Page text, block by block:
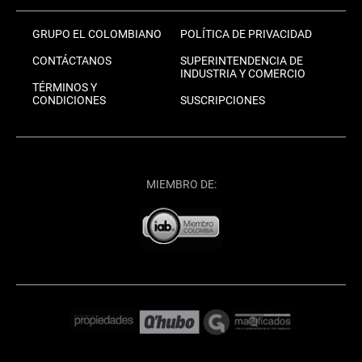
GRUPO EL COLOMBIANO
CONTÁCTANOS
TÉRMINOS Y
CONDICIONES
POLÍTICA DE PRIVACIDAD
SUPERINTENDENCIA DE
INDUSTRIA Y COMERCIO
SUSCRIPCIONES
MIEMBRO DE: